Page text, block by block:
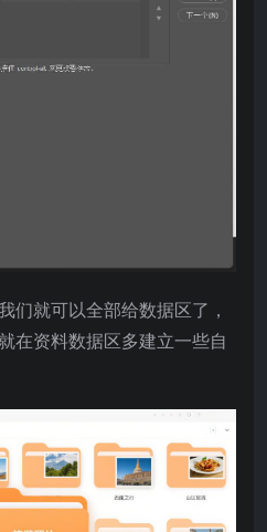
们就可以全部给数据区了，
在资料数据区多建立一些自